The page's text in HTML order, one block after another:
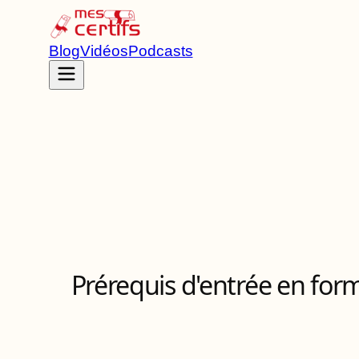
BlogVidéosPodcasts
Prérequis d'entrée en